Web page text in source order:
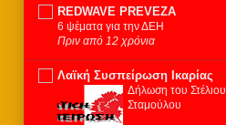
REDWAVE PREVEZA
6 ψέματα για την ΔΕΗ
Πριν από 12 χρόνια
Λαϊκή Συσπείρωση Ικαρίας
Δήλωση του Στέλιου
Σταμούλου